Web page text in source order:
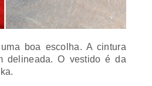
delineada. O vestido é da